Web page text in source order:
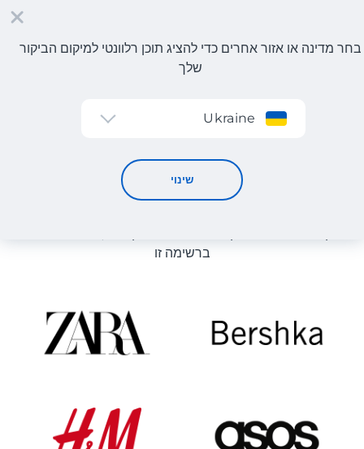
בחר מדינה או אזור אחרים כדי להציג תוכן רלוונטי למיקום הביקור
שלך
Ukraine
שינוי
קטלוג חנויות
קטלוג חנויות
ברשימה זו